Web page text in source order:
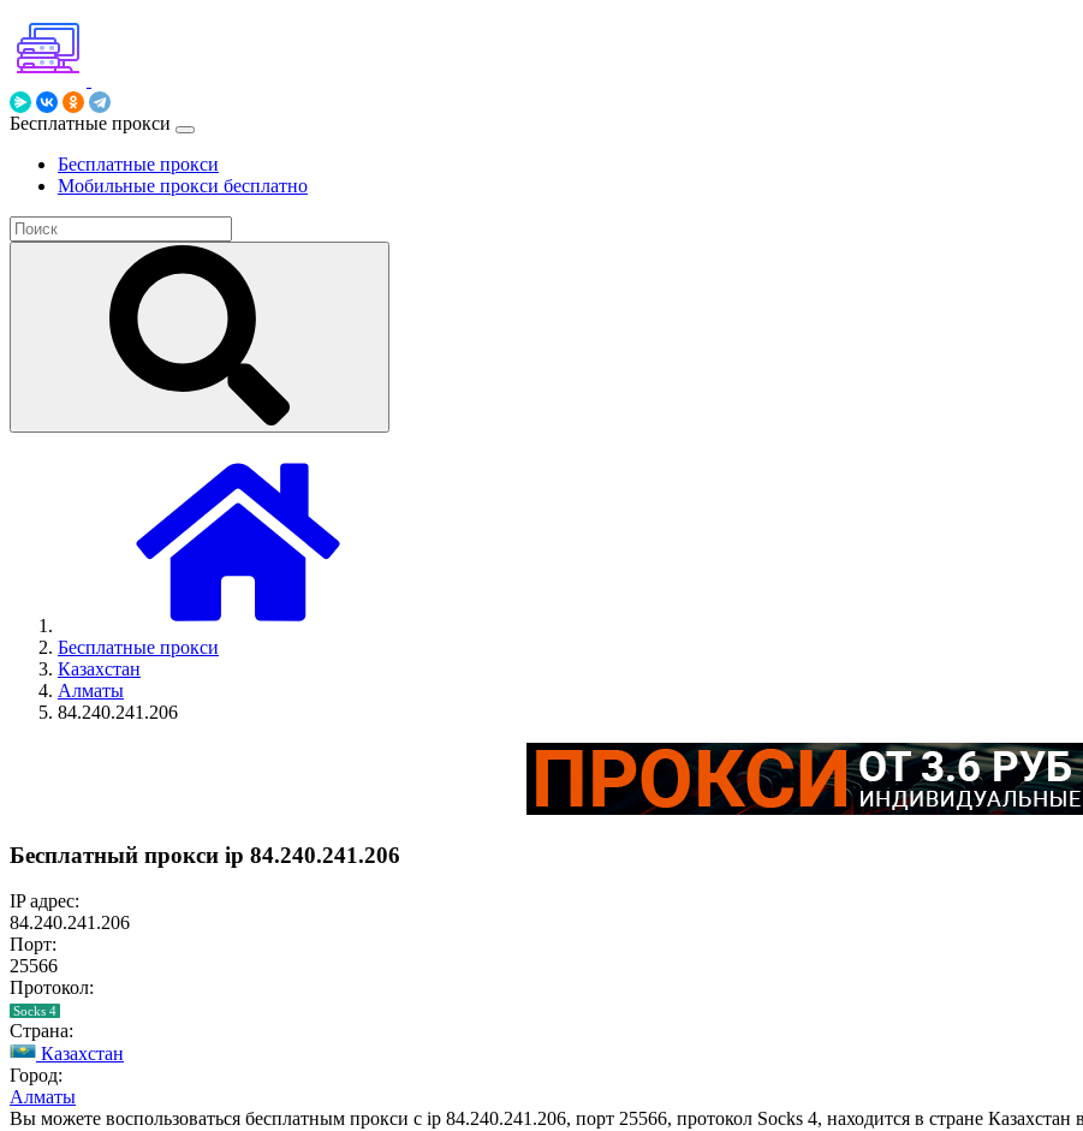
Бесплатные прокси
Бесплатные прокси
Мобильные прокси бесплатно
Бесплатные прокси
Казахстан
Алматы
84.240.241.206
Бесплатный прокси ip 84.240.241.206
IP адрес:
84.240.241.206
Порт:
25566
Протокол:
Socks 4
Страна:
Казахстан
Город:
Алматы
Вы можете воспользоваться бесплатным прокси с ip 84.240.241.206, порт 25566, протокол Socks 4, находится в стране Казахстан